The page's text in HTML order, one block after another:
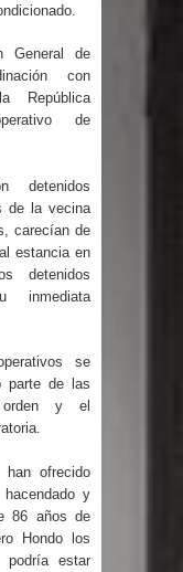
decreto
ley del
y se
tras
General de
con
República
de
detenidos
de la vecina
carecían de
estancia en
detenidos
inmediata
se
parte de las
orden y el
ofrecido
y
86 años de
Hondo los
podría estar